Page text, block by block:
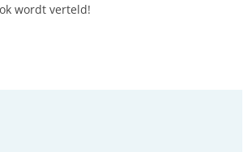
wordt verteld!